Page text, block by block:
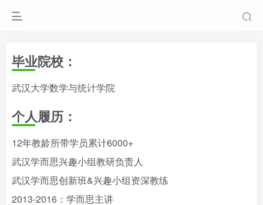
毕业院校：
武汉大学数学与统计学院
个人履历：
12年教龄所带学员累计6000+
武汉学而思兴趣小组教研负责人
武汉学而思创新班&兴趣小组资深教练
2013-2016：学而思主讲